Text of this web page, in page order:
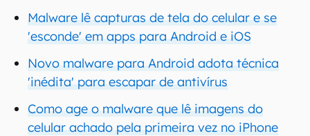
Malware lê capturas de tela do celular e se
'esconde' em apps para Android e iOS
Novo malware para Android adota técnica
'inédita' para escapar de antivírus
Como age o malware que lê imagens do
celular achado pela primeira vez no iPhone